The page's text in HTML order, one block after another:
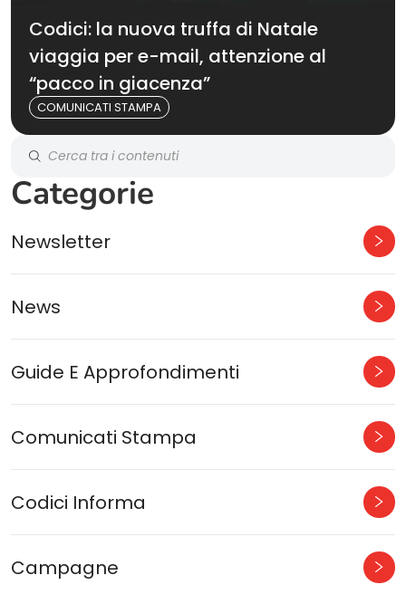
Codici: la nuova truffa di Natale
viaggia per e-mail, attenzione al
“pacco in giacenza”
COMUNICATI STAMPA
Categorie
Newsletter
News
Guide E Approfondimenti
Comunicati Stampa
Codici Informa
Campagne